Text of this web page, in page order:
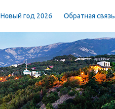
Новый год 2026 Обратная связь